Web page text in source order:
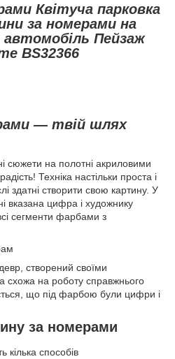
Квітуча парковка
за номерами на
Пейзаж
BS32366
— твій шлях
сюжети на полотні акриловими
Техніка настільки проста і
здатні створити свою картину. У
вказана цифра і художнику
сегменти фарбами з
створений своїми
схожа на роботу справжнього
що під фарбою були цифри і
за номерами
кілька способів